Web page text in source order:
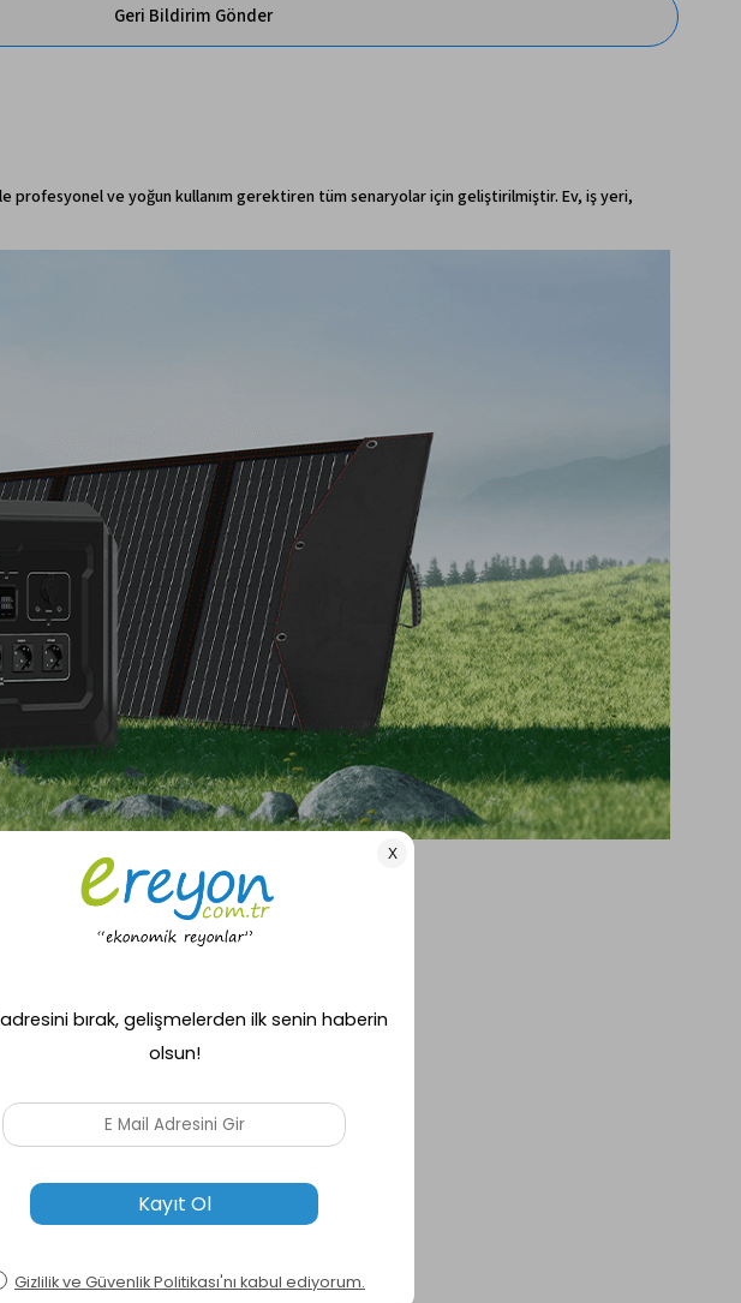
Geri Bildirim Gönder
profesyonel ve yoğun kullanım gerektiren tüm senaryolar için geliştirilmiştir. Ev, iş yeri,
ihtiyaçları için ideal çözümdür.